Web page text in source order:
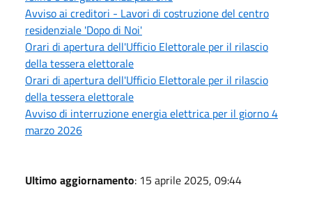
Avviso ai creditori - Lavori di costruzione del centro
residenziale 'Dopo di Noi'
Orari di apertura dell'Ufficio Elettorale per il rilascio
della tessera elettorale
Orari di apertura dell'Ufficio Elettorale per il rilascio
della tessera elettorale
Avviso di interruzione energia elettrica per il giorno 4
marzo 2026
Ultimo aggiornamento: 15 aprile 2025, 09:44